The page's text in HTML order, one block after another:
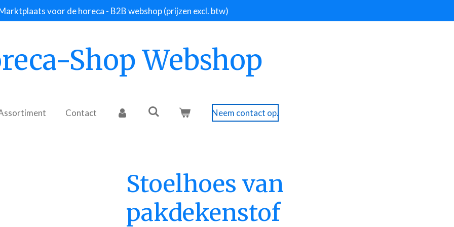
voor de horeca - B2B webshop (prijzen excl. btw)
Shop Webshop
Contact Neem contact op.
Stoelhoes van
pakdekenstof